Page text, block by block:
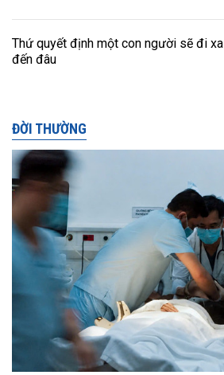
Thứ quyết định một con người sẽ đi xa
đến đâu
ĐỜI THƯỜNG